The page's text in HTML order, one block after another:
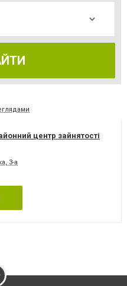
центр зайнятості
3-а